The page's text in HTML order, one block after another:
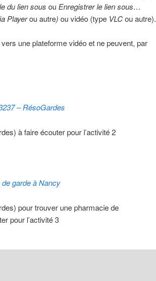
du lien sousou Enregistrer le lien sous…
Playerou autre)ou vidéo (type VLCou autre).
une plateforme vidéo et ne peuvent, par
– RésoGardes
à faire écouter pour l’activité 2
garde à Nancy
pour trouver une pharmacie de
pour l’activité 3